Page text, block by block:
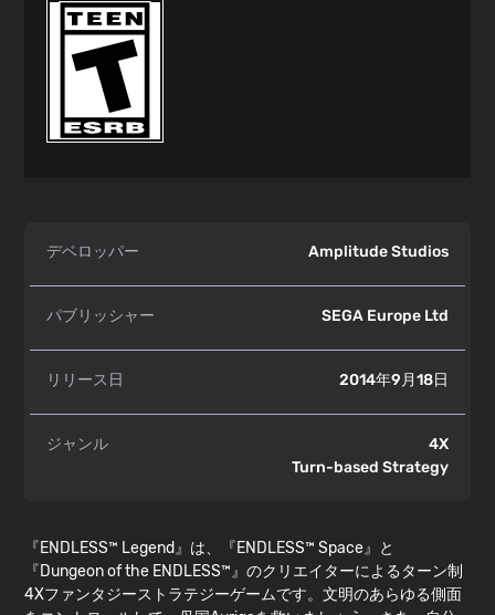
デベロッパー Amplitude Studios
パブリッシャー SEGA Europe Ltd
リリース日 2014年9月18日
ジャンル
4X
Turn-based Strategy
『ENDLESS™ Legend』は、『ENDLESS™ Space』と
『Dungeon of the ENDLESS™』のクリエイターによるターン制
4Xファンタジーストラテジーゲームです。文明のあらゆる側面